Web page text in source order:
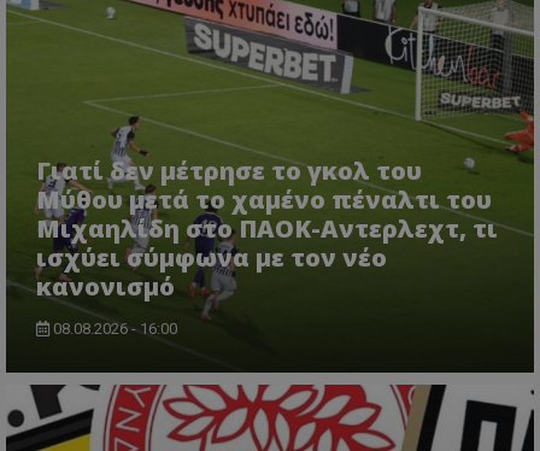
Γιατί δεν μέτρησε το γκολ του
Μύθου μετά το χαμένο πέναλτι του
Μιχαηλίδη στο ΠΑΟΚ-Αντερλεχτ, τι
ισχύει σύμφωνα με τον νέο
κανονισμό
08.08.2026 - 16:00